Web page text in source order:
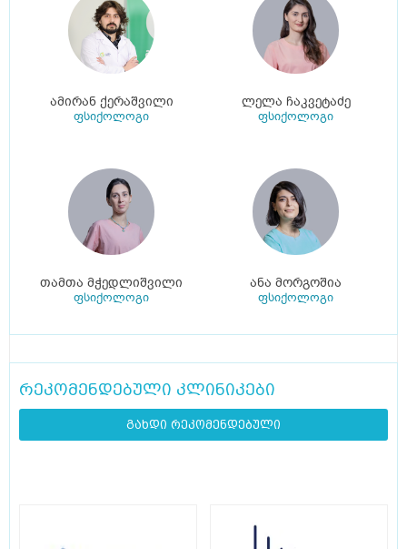
ამირან ქერაშვილი
ფსიქოლოგი
ლელა ჩაკვეტაძე
ფსიქოლოგი
თამთა მჭედლიშვილი
ფსიქოლოგი
ანა მორგოშია
ფსიქოლოგი
რეკომენდებული კლინიკები
გახდი რეკომენდებული